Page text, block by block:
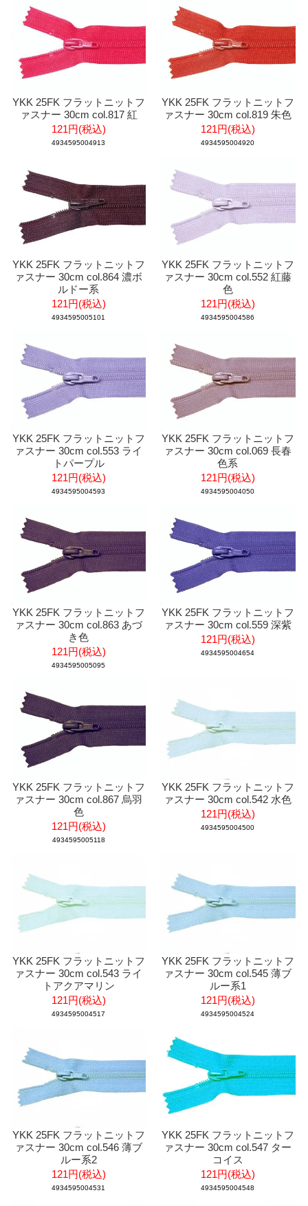
YKK 25FK フラットニットフ
ァスナー 30cm col.817 紅
121円(税込)
4934595004913
YKK 25FK フラットニットフ
ァスナー 30cm col.819 朱色
121円(税込)
4934595004920
YKK 25FK フラットニットフ
ァスナー 30cm col.864 濃ボ
ルドー系
121円(税込)
4934595005101
YKK 25FK フラットニットフ
ァスナー 30cm col.552 紅藤
色
121円(税込)
4934595004586
YKK 25FK フラットニットフ
ァスナー 30cm col.553 ライ
トパープル
121円(税込)
4934595004593
YKK 25FK フラットニットフ
ァスナー 30cm col.069 長春
色系
121円(税込)
4934595004050
YKK 25FK フラットニットフ
ァスナー 30cm col.863 あづ
き色
121円(税込)
4934595005095
YKK 25FK フラットニットフ
ァスナー 30cm col.559 深紫
121円(税込)
4934595004654
YKK 25FK フラットニットフ
ァスナー 30cm col.867 烏羽
色
121円(税込)
4934595005118
YKK 25FK フラットニットフ
ァスナー 30cm col.542 水色
121円(税込)
4934595004500
YKK 25FK フラットニットフ
ァスナー 30cm col.543 ライ
トアクアマリン
121円(税込)
4934595004517
YKK 25FK フラットニットフ
ァスナー 30cm col.545 薄ブ
ルー系1
121円(税込)
4934595004524
YKK 25FK フラットニットフ
ァスナー 30cm col.546 薄ブ
ルー系2
121円(税込)
4934595004531
YKK 25FK フラットニットフ
ァスナー 30cm col.547 ター
コイス
121円(税込)
4934595004548